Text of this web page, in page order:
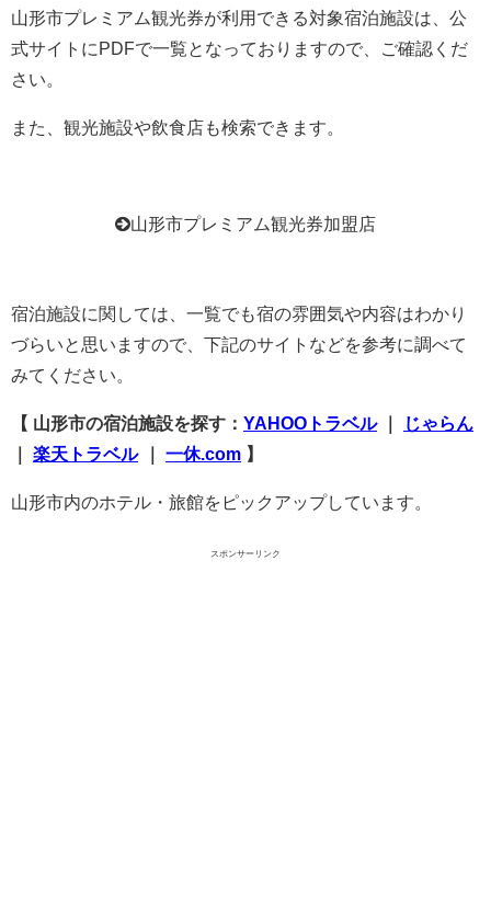
山形市プレミアム観光券が利用できる対象宿泊施設は、公
式サイトにPDFで一覧となっておりますので、ご確認くだ
さい。
また、観光施設や飲食店も検索できます。
山形市プレミアム観光券加盟店
宿泊施設に関しては、一覧でも宿の雰囲気や内容はわかり
づらいと思いますので、下記のサイトなどを参考に調べて
みてください。
【 山形市の宿泊施設を探す： YAHOOトラベル｜
じゃらん
楽天トラベル 一休.com 】
山形市内のホテル・旅館をピックアップしています。
スポンサーリンク